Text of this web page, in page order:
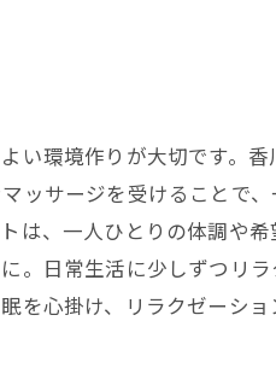
い環境作りが大切です。香
ッサージを受けることで
は、一人ひとりの体調や
。日常生活に少しずつリ
を心掛け、リラクゼーシ